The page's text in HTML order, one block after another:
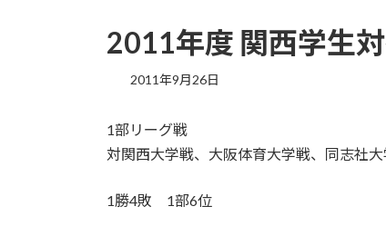
2011年度 関西学生
2011年9月26日
1部リーグ戦
対関西大学戦、大阪体育大学戦、同志社
1勝4敗 1部6位